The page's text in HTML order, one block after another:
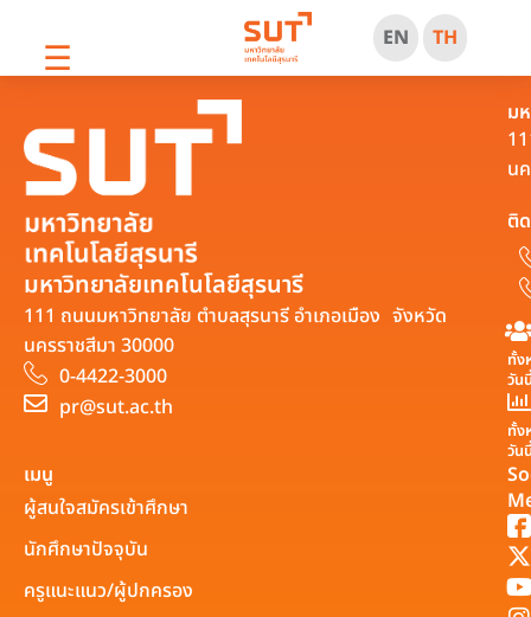
☰ EN TH
มหาวิทยาลัยเทคโนโลยีสุรนารี
111 ถนนมหาวิทยาลัย ตำบลสุรนารี อำเภอเมือง จังหวัด
นครราชสีมา 30000
0-4422-3000
pr@sut.ac.th
ม
น
ติ
ทั้ง
วัน
ทั้ง
วัน
เมนู
ผู้สนใจสมัครเข้าศึกษา
นักศึกษาปัจจุบัน
ครูแนะแนว/ผู้ปกครอง